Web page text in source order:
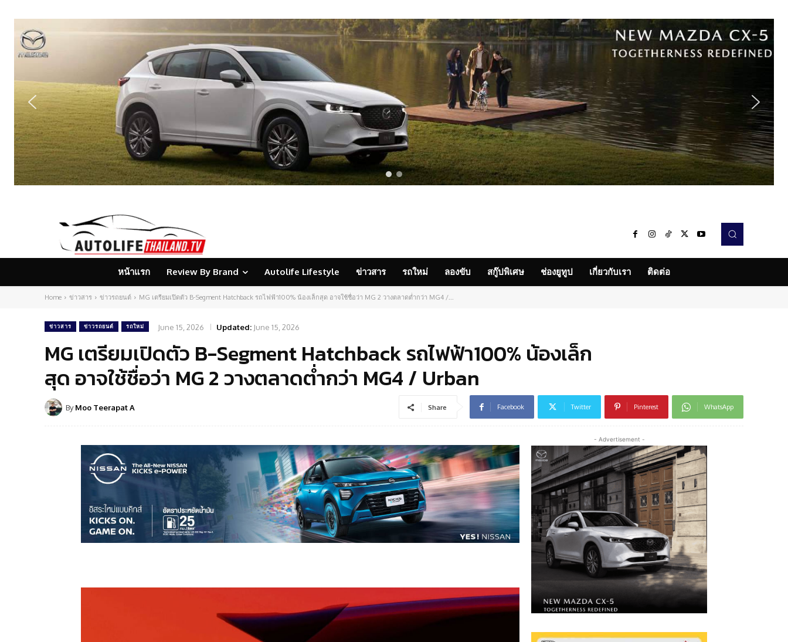
หน้าแรก Review By Brand Autolife Lifestyle ข่าวสาร รถใหม่ ลองขับ สกู๊ปพิเศษ ช่องยูทูป เกี่ยวกับเรา ติดต่อ
Home ข่าวสาร ข่าวรถยนต์ MG เตรียมเปิดตัว B-Segment Hatchback รถไฟฟ้า100% น้องเล็กสุด อาจใช้ชื่อว่า MG 2 วางตลาดต่ำกว่า MG4 /...
ข่าวสาร ข่าวรถยนต์ รถใหม่ June 15, 2026 Updated: June 15, 2026
MG เตรียมเปิดตัว B-Segment Hatchback รถไฟฟ้า100% น้องเล็ก
สุด อาจใช้ชื่อว่า MG 2 วางตลาดต่ำกว่า MG4 / Urban
By Moo Teerapat A Share Facebook Twitter Pinterest WhatsApp
- Advertisement -